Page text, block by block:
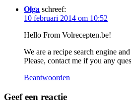
Olga schreef:
10 februari 2014 om 10:52
Hello From Volrecepten.be!
We are a recipe search engine
Please, contact me if you any
Beantwoorden
Geef een reactie